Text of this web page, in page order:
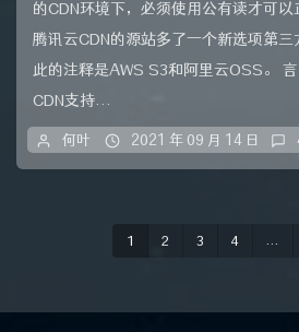
的CDN环境下，必须使用公有读才可
腾讯云CDN的源站多了一个新选项第
此的注释是AWS S3和阿里云OSS。
CDN支持...
何叶 2021 年 09 月 14 日
1 2 3 4 ...